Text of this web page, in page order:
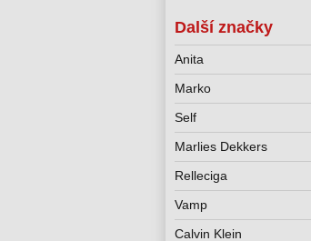
Další značky
Anita
Marko
Self
Marlies Dekkers
Relleciga
Vamp
Calvin Klein